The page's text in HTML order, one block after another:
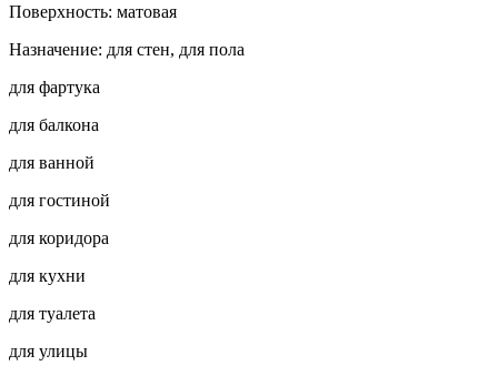
Поверхность: матовая
Назначение: для стен, для пола
для фартука
для балкона
для ванной
для гостиной
для коридора
для кухни
для туалета
для улицы